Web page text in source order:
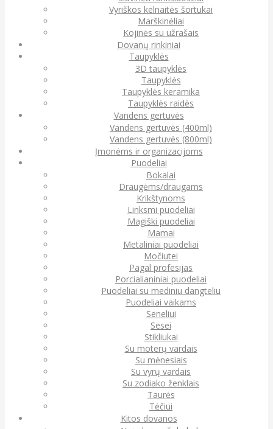
Vyriškos kelnaitės šortukai
Marškinėliai
Kojinės su užrašais
Dovanų rinkiniai
Taupyklės
3D taupyklės
Taupyklės
Taupyklės keramika
Taupyklės raidės
Vandens gertuvės
Vandens gertuvės (400ml)
Vandens gertuvės (800ml)
Įmonėms ir organizacijoms
Puodeliai
Bokalai
Draugėms/draugams
Krikštynoms
Linksmi puodeliai
Magiški puodeliai
Mamai
Metaliniai puodeliai
Močiutei
Pagal profesijas
Porcialianiniai puodeliai
Puodeliai su mediniu dangteliu
Puodeliai vaikams
Seneliui
Sesei
Stikliukai
Su moterų vardais
Su mėnesiais
Su vyrų vardais
Su zodiako ženklais
Taurės
Tėčiui
Kitos dovanos